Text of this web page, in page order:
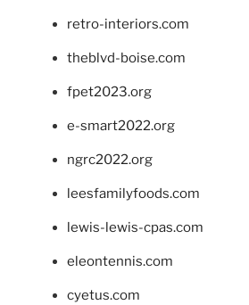
retro-interiors.com
theblvd-boise.com
fpet2023.org
e-smart2022.org
ngrc2022.org
leesfamilyfoods.com
lewis-lewis-cpas.com
eleontennis.com
cyetus.com